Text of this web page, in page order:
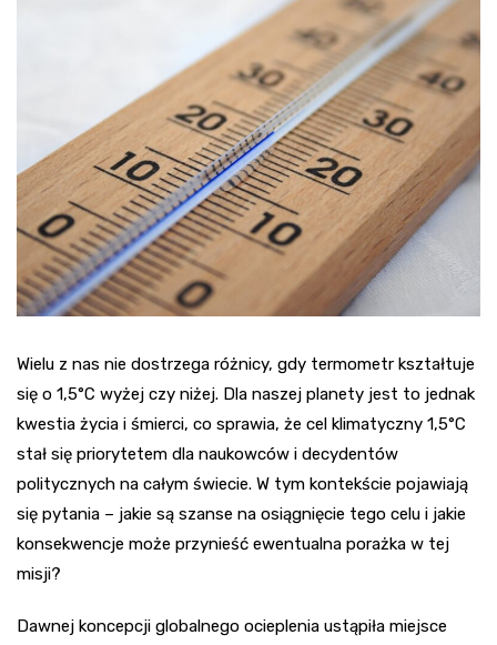
Wielu z nas nie dostrzega różnicy, gdy termometr kształtuje
się o 1,5°C wyżej czy niżej. Dla naszej planety jest to jednak
kwestia życia i śmierci, co sprawia, że cel klimatyczny 1,5°C
stał się priorytetem dla naukowców i decydentów
politycznych na całym świecie. W tym kontekście pojawiają
się pytania – jakie są szanse na osiągnięcie tego celu i jakie
konsekwencje może przynieść ewentualna porażka w tej
misji?
Dawnej koncepcji globalnego ocieplenia ustąpiła miejsce